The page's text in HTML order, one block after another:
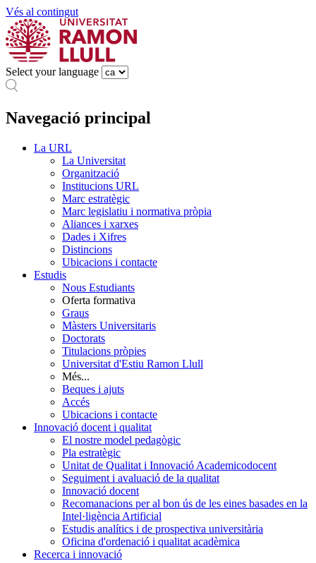
Vés al contingut
Select your language
Navegació principal
La URL
La Universitat
Organització
Institucions URL
Marc estratègic
Marc legislatiu i normativa pròpia
Aliances i xarxes
Dades i Xifres
Distincions
Ubicacions i contacte
Estudis
Nous Estudiants
Oferta formativa
Graus
Màsters Universitaris
Doctorats
Titulacions pròpies
Universitat d'Estiu Ramon Llull
Més...
Beques i ajuts
Accés
Ubicacions i contacte
Innovació docent i qualitat
El nostre model pedagògic
Pla estratègic
Unitat de Qualitat i Innovació Academicodocent
Seguiment i avaluació de la qualitat
Innovació docent
Recomanacions per al bon ús de les eines basades en la
Intel·ligència Artificial
Estudis analítics i de prospectiva universitària
Oficina d'ordenació i qualitat acadèmica
Recerca i innovació